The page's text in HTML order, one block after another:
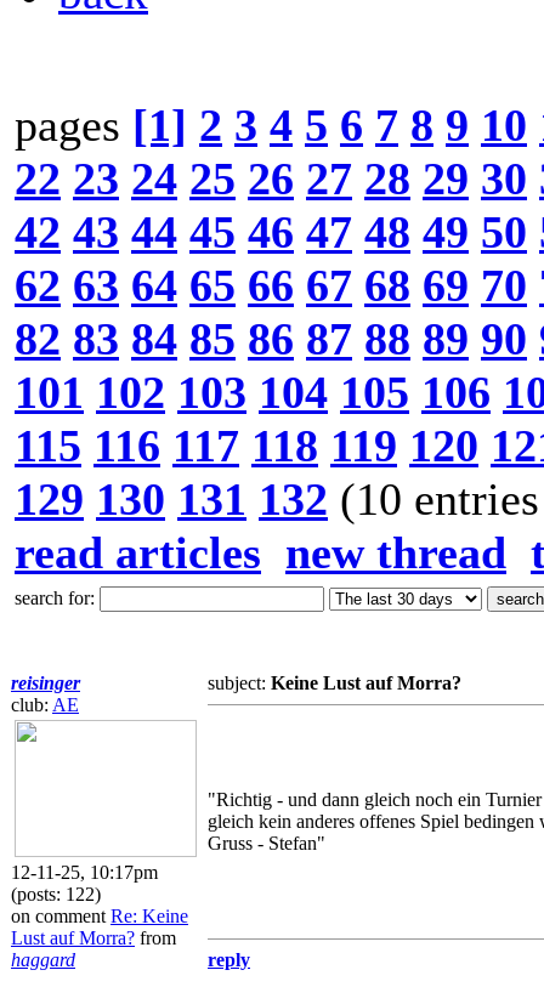
pages [1] 2 3 4 5 6 7 8 9 10
22 23 24 25 26 27 28 29 30
42 43 44 45 46 47 48 49 50
62 63 64 65 66 67 68 69 70
82 83 84 85 86 87 88 89 90
101 102 103 104 105 106
115 116 117 118 119 120
129 130 131 132 (10
read articles new thread
search for:
reisinger
club: AE
12-11-25, 10:17pm
(posts: 122)
on comment Re: Keine
Lust auf Morra? from
haggard
subject: Keine Lust auf Morra?
"Richtig - und dann gleich noch ein
gleich kein anderes offenes Spiel bedingen
Gruss - Stefan"
reply